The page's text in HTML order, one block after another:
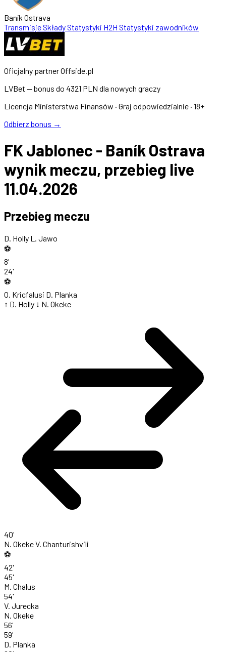
Baník Ostrava
TransmisjeSkładyStatystyki H2H Statystyki zawodników
Oficjalny partner Offside.pl
LVBet — bonus do 4321 PLN dla nowych graczy
Licencja Ministerstwa Finansów · Graj odpowiedzialnie · 18+
Odbierz bonus →
FK Jablonec - Baník Ostrava
wynik meczu, przebieg live
11.04.2026
Przebieg meczu
D. Holly L. Jawo
⚽
8'
24'
⚽
O. Kricfalusi D. Planka
↑ D. Holly ↓ N. Okeke
40'
N. OkekeV. Chanturishvili
⚽
42'
45'
M. Chalus
54'
V. Jurecka
N. Okeke
56'
59'
D. Planka